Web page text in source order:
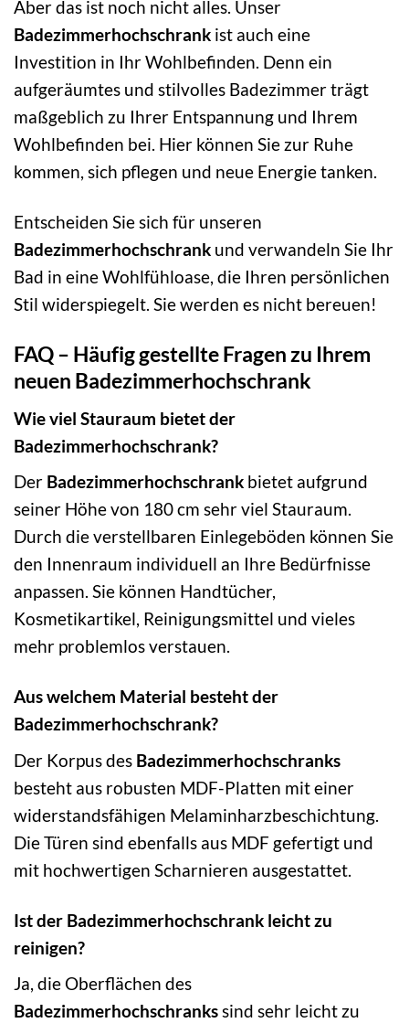
Aber das ist noch nicht alles. Unser
Badezimmerhochschrank ist auch eine
Investition in Ihr Wohlbefinden. Denn ein
aufgeräumtes und stilvolles Badezimmer trägt
maßgeblich zu Ihrer Entspannung und Ihrem
Wohlbefinden bei. Hier können Sie zur Ruhe
kommen, sich pflegen und neue Energie tanken.
Entscheiden Sie sich für unseren
Badezimmerhochschrank und verwandeln Sie Ihr
Bad in eine Wohlfühloase, die Ihren persönlichen
Stil widerspiegelt. Sie werden es nicht bereuen!
FAQ – Häufig gestellte Fragen zu Ihrem
neuen Badezimmerhochschrank
Wie viel Stauraum bietet der
Badezimmerhochschrank?
Der Badezimmerhochschrank bietet aufgrund
seiner Höhe von 180 cm sehr viel Stauraum.
Durch die verstellbaren Einlegeböden können Sie
den Innenraum individuell an Ihre Bedürfnisse
anpassen. Sie können Handtücher,
Kosmetikartikel, Reinigungsmittel und vieles
mehr problemlos verstauen.
Aus welchem Material besteht der
Badezimmerhochschrank?
Der Korpus des Badezimmerhochschranks
besteht aus robusten MDF-Platten mit einer
widerstandsfähigen Melaminharzbeschichtung.
Die Türen sind ebenfalls aus MDF gefertigt und
mit hochwertigen Scharnieren ausgestattet.
Ist der Badezimmerhochschrank leicht zu
reinigen?
Ja, die Oberflächen des
Badezimmerhochschrankssind sehr leicht zu